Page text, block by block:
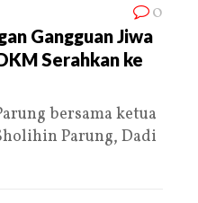
0
Gangguan Jiwa
Serahkan ke
bersama ketua
Parung, Dadi